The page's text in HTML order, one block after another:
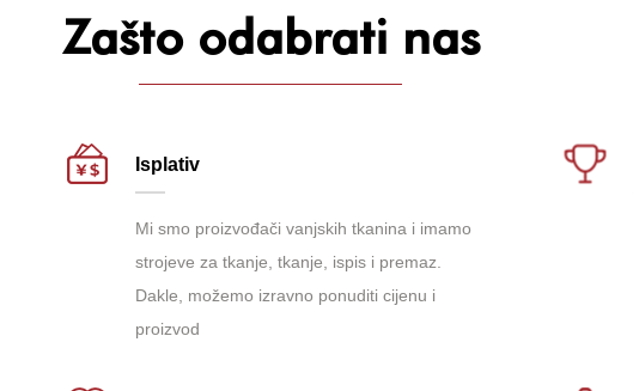
Zašto odabrati nas
Isplativ
Mi smo proizvođači vanjskih tkanina i imamo
strojeve za tkanje, tkanje, ispis i premaz.
Dakle, možemo izravno ponuditi cijenu i
proizvod